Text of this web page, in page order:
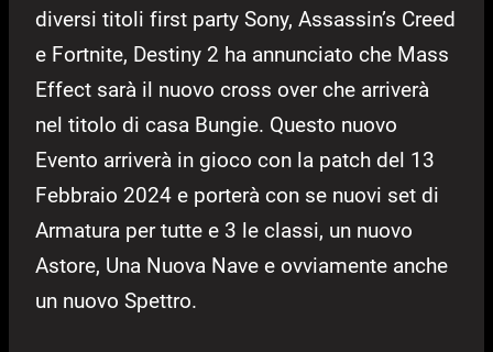
diversi titoli first party Sony, Assassin’s Creed
e Fortnite, Destiny 2 ha annunciato che Mass
Effect sarà il nuovo cross over che arriverà
nel titolo di casa Bungie. Questo nuovo
Evento arriverà in gioco con la patch del 13
Febbraio 2024 e porterà con se nuovi set di
Armatura per tutte e 3 le classi, un nuovo
Astore, Una Nuova Nave e ovviamente anche
un nuovo Spettro.